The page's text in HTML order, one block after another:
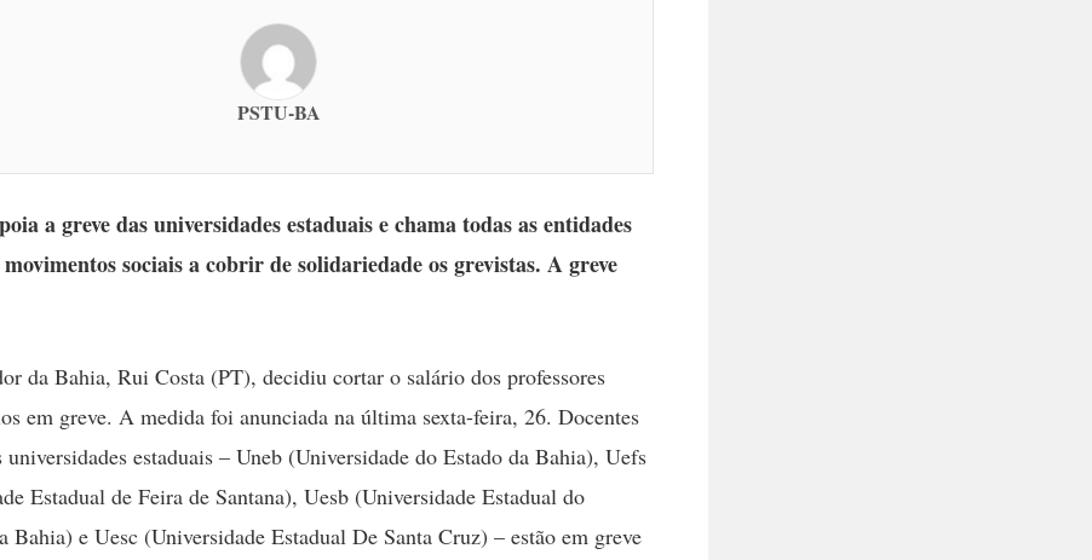
PSTU-BA
a greve das universidades estaduais e chama todas as entidades
sociais a cobrir de solidariedade os grevistas. A greve
da Bahia, Rui Costa (PT), decidiu cortar o salário dos professores
em greve. A medida foi anunciada na última sexta-feira, 26. Docentes
universidades estaduais – Uneb (Universidade do Estado da Bahia), Uefs
Estadual de Feira de Santana), Uesb (Universidade Estadual do
Bahia) e Uesc (Universidade Estadual De Santa Cruz) – estão em greve